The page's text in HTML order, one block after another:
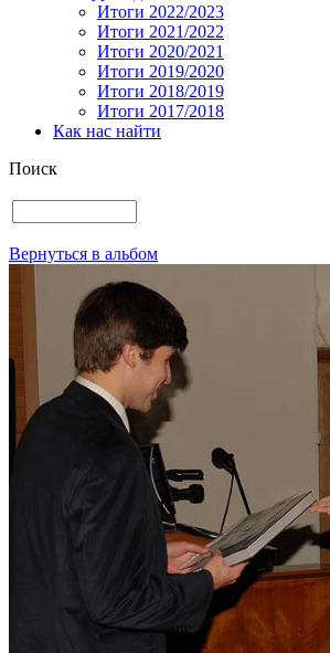
Итоги 2022/2023
Итоги 2021/2022
Итоги 2020/2021
Итоги 2019/2020
Итоги 2018/2019
Итоги 2017/2018
Как нас найти
Поиск
Вернуться в альбом